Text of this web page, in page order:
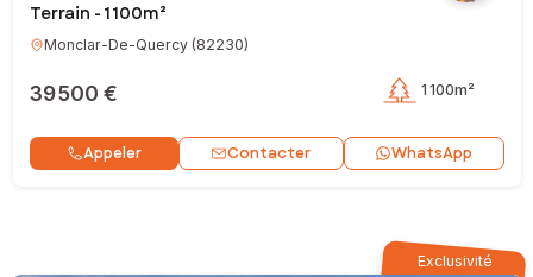
Terrain - 1 100m²
Monclar-De-Quercy(82230)
39 500 € 1 100m²
Appeler Contacter WhatsApp
Exclusivité